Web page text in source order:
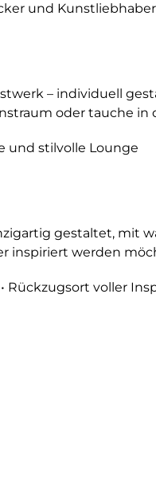
und Kunstliebhaber
– individuell
oder tauche in
und stilvolle Lounge
gestaltet, mit
inspiriert werden
Rückzugsort voller